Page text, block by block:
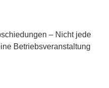
– Nicht jede
Betriebsveranstaltung